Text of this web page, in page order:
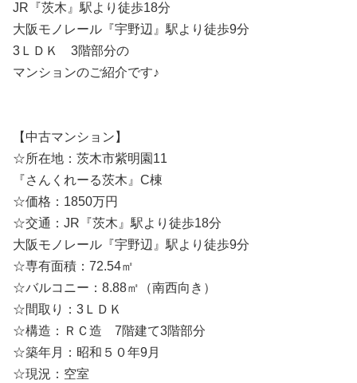
JR『茨木』駅より徒歩18分
大阪モノレール『宇野辺』駅より徒歩9分
3ＬＤＫ 3階部分の
マンションのご紹介です♪
【中古マンション】
☆所在地：茨木市紫明園11
『さんくれーる茨木』C棟
☆価格：1850万円
☆交通：JR『茨木』駅より徒歩18分
大阪モノレール『宇野辺』駅より徒歩9分
☆専有面積：72.54㎡
☆バルコニー：8.88㎡（南西向き）
☆間取り：3ＬＤＫ
☆構造：ＲＣ造 7階建て3階部分
☆築年月：昭和５０年9月
☆現況：空室